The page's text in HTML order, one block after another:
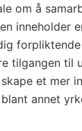
om å
inneholder
tilgangen til
et mer
annet